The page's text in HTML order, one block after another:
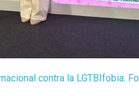
contra la LGTBIfobia.